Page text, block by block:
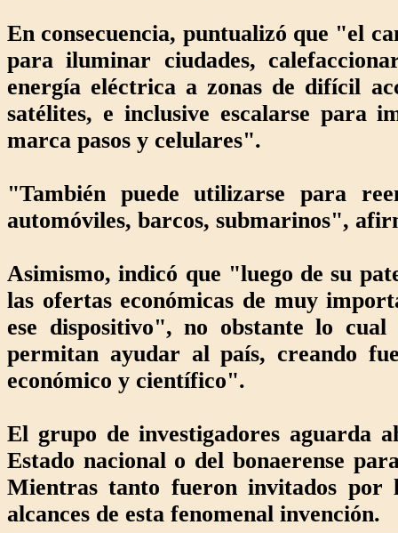
En consecuencia, puntualizó que "el
para iluminar ciudades,
energía eléctrica a zonas de difícil
satélites, e inclusive escalarse para
marca pasos y celulares".
"También puede utilizarse para
automóviles, barcos, submarinos",
Asimismo, indicó que "luego de su
las ofertas económicas de muy
ese dispositivo", no obstante lo
permitan ayudar al país, creando
económico y científico".
El grupo de investigadores aguarda
Estado nacional o del bonaerense
Mientras tanto fueron invitados por
alcances de esta fenomenal invención.